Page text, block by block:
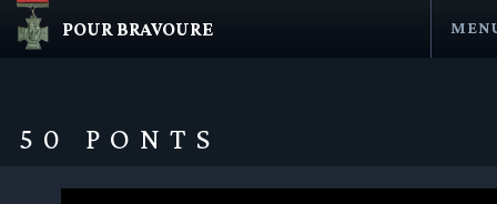
POUR BRAVOURE
50 PONTS